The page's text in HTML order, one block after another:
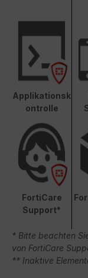
Applikationsk
ontrolle
FortiCare
Support*
* Bitte beachten
von FortiCare
** Inaktive